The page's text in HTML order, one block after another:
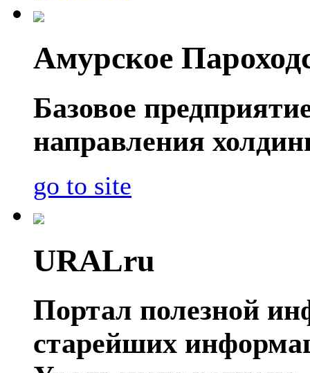
Амурское
Базовое
направления
go to site
URALru
Портал полезной
старейших